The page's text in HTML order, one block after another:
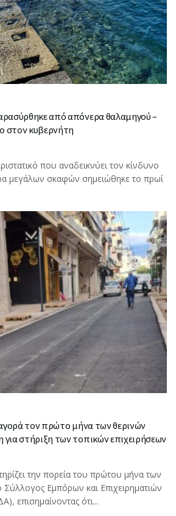
από απόνερα θαλαμηγού –
στον κυβερνήτη
που αναδεικνύει τον κίνδυνο
μεγάλων σκαφών σημειώθηκε το πρωί
τον πρώτο μήνα των θερινών
στήριξη των τοπικών επιχειρήσεων
την πορεία του πρώτου μήνα των
Εμπόρων και Επιχειρηματιών
επισημαίνοντας ότι...